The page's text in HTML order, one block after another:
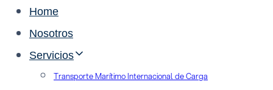
Home
Nosotros
Servicios
Transporte Marítimo Internacional de Carga